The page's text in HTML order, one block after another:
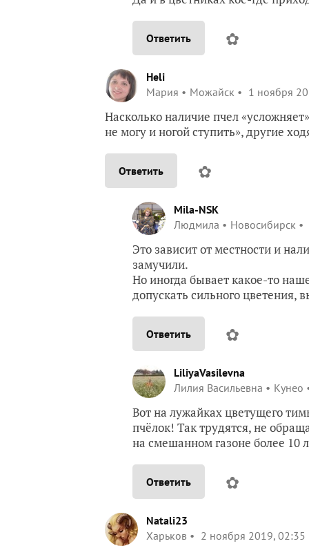
Ответить ✿
Heli
Мария
Можайск 1 ноября
Насколько наличие пчел
не могу и ногой ступить», другие
Ответить ✿
Mila-NSK
Людмила
Новосибирск
Это зависит от местности и
замучили.
Но иногда бывает какое-то
допускать сильного
Ответить ✿
LiliyaVasilevna
Лилия Васильевна
Кунео
Вот на лужайках цветущего
пчёлок! Так трудятся, не
на смешанном газоне более 10
Ответить ✿
Natali23
Харьков
2 ноября 2019, 02:35